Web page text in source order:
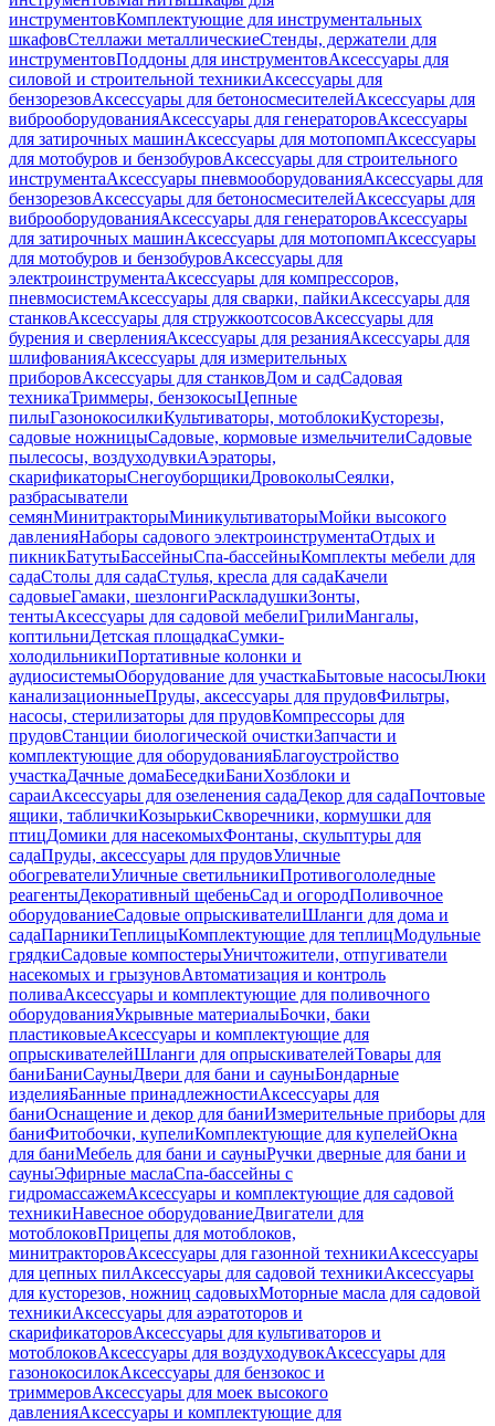
инструментовКомплектующие для инструментальных
шкафовСтеллажи металлическиеСтенды, держатели для
инструментовПоддоны для инструментовАксессуары для
силовой и строительной техникиАксессуары для
бензорезовАксессуары для бетоносмесителейАксессуары для
виброоборудованияАксессуары для генераторовАксессуары
для затирочных машинАксессуары для мотопомпАксессуары
для мотобуров и бензобуровАксессуары для строительного
инструментаАксессуары пневмооборудованияАксессуары для
бензорезовАксессуары для бетоносмесителейАксессуары для
виброоборудованияАксессуары для генераторовАксессуары
для затирочных машинАксессуары для мотопомпАксессуары
для мотобуров и бензобуровАксессуары для
электроинструментаАксессуары для компрессоров,
пневмосистемАксессуары для сварки, пайкиАксессуары для
станковАксессуары для стружкоотсосовАксессуары для
бурения и сверленияАксессуары для резанияАксессуары для
шлифованияАксессуары для измерительных
приборовАксессуары для станковДом и садСадовая
техникаТриммеры, бензокосыЦепные
пилыГазонокосилкиКультиваторы, мотоблокиКусторезы,
садовые ножницыСадовые, кормовые измельчителиСадовые
пылесосы, воздуходувкиАэраторы,
скарификаторыСнегоуборщикиДровоколыСеялки,
разбрасыватели
семянМинитракторыМиникультиваторыМойки высокого
давленияНаборы садового электроинструментаОтдых и
пикникБатутыБассейныСпа-бассейныКомплекты мебели для
садаСтолы для садаСтулья, кресла для садаКачели
садовыеГамаки, шезлонгиРаскладушкиЗонты,
тентыАксессуары для садовой мебелиГрилиМангалы,
коптильниДетская площадкаСумки-
холодильникиПортативные колонки и
аудиосистемыОборудование для участкаБытовые насосыЛюки
канализационныеПруды, аксессуары для прудовФильтры,
насосы, стерилизаторы для прудовКомпрессоры для
прудовСтанции биологической очисткиЗапчасти и
комплектующие для оборудованияБлагоустройство
участкаДачные домаБеседкиБаниХозблоки и
сараиАксессуары для озеленения садаДекор для садаПочтовые
ящики, табличкиКозырькиСкворечники, кормушки для
птицДомики для насекомыхФонтаны, скульптуры для
садаПруды, аксессуары для прудовУличные
обогревателиУличные светильникиПротивогололедные
реагентыДекоративный щебеньСад и огородПоливочное
оборудованиеСадовые опрыскивателиШланги для дома и
садаПарникиТеплицыКомплектующие для теплицМодульные
грядкиСадовые компостерыУничтожители, отпугиватели
насекомых и грызуновАвтоматизация и контроль
поливаАксессуары и комплектующие для поливочного
оборудованияУкрывные материалыБочки, баки
пластиковыеАксессуары и комплектующие для
опрыскивателейШланги для опрыскивателейТовары для
баниБаниСауныДвери для бани и сауныБондарные
изделияБанные принадлежностиАксессуары для
баниОснащение и декор для баниИзмерительные приборы для
баниФитобочки, купелиКомплектующие для купелейОкна
для баниМебель для бани и сауныРучки дверные для бани и
сауныЭфирные маслаСпа-бассейны с
гидромассажемАксессуары и комплектующие для садовой
техникиНавесное оборудованиеДвигатели для
мотоблоковПрицепы для мотоблоков,
минитракторовАксессуары для газонной техникиАксессуары
для цепных пилАксессуары для садовой техникиАксессуары
для кусторезов, ножниц садовыхМоторные масла для садовой
техникиАксессуары для аэратоторов и
скарификаторовАксессуары для культиваторов и
мотоблоковАксессуары для воздуходувокАксессуары для
газонокосилокАксессуары для бензокос и
триммеровАксессуары для моек высокого
давленияАксессуары и комплектующие для